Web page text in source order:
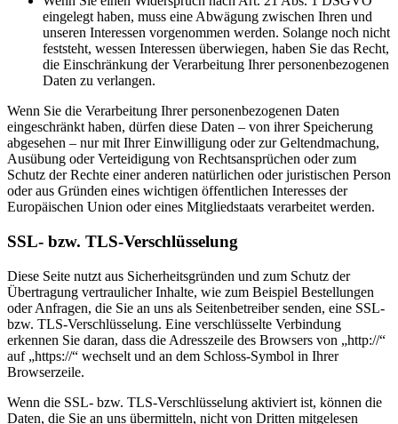
eingelegt haben, muss eine Abwägung zwischen Ihren und
unseren Interessen vorgenommen werden. Solange noch nicht
feststeht, wessen Interessen überwiegen, haben Sie das Recht,
die Einschränkung der Verarbeitung Ihrer personenbezogenen
Daten zu verlangen.
Wenn Sie die Verarbeitung Ihrer personenbezogenen Daten
eingeschränkt haben, dürfen diese Daten – von ihrer Speicherung
abgesehen – nur mit Ihrer Einwilligung oder zur Geltendmachung,
Ausübung oder Verteidigung von Rechtsansprüchen oder zum
Schutz der Rechte einer anderen natürlichen oder juristischen Person
oder aus Gründen eines wichtigen öffentlichen Interesses der
Europäischen Union oder eines Mitgliedstaats verarbeitet werden.
SSL- bzw. TLS-Verschlüsselung
Diese Seite nutzt aus Sicherheitsgründen und zum Schutz der
Übertragung vertraulicher Inhalte, wie zum Beispiel Bestellungen
oder Anfragen, die Sie an uns als Seitenbetreiber senden, eine SSL-
bzw. TLS-Verschlüsselung. Eine verschlüsselte Verbindung
erkennen Sie daran, dass die Adresszeile des Browsers von „http://“
auf „https://“ wechselt und an dem Schloss-Symbol in Ihrer
Browserzeile.
Wenn die SSL- bzw. TLS-Verschlüsselung aktiviert ist, können die
Daten, die Sie an uns übermitteln, nicht von Dritten mitgelesen